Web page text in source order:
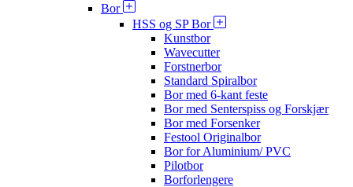
Bor
HSS og SP Bor
Kunstbor
Wavecutter
Forstnerbor
Standard Spiralbor
Bor med 6-kant feste
Bor med Senterspiss og Forskjær
Bor med Forsenker
Festool Originalbor
Bor for Aluminium/ PVC
Pilotbor
Borforlengere